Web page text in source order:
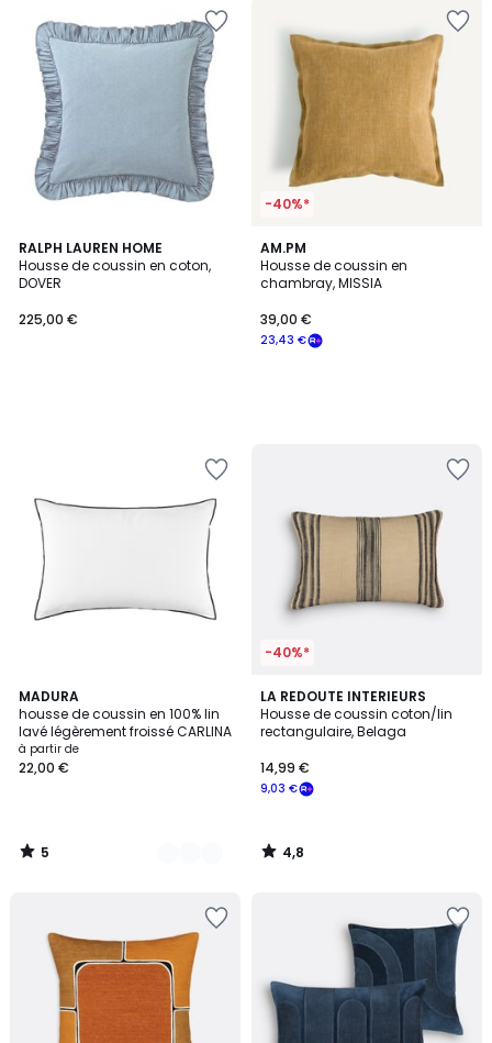
RALPH LAUREN HOME
Housse de coussin en coton,
DOVER
225,00 €
-40%*
AM.PM
Housse de coussin en
chambray, MISSIA
23,43 €
39,00 €
MADURA
housse de coussin en 100% lin
lavé légèrement froissé CARLINA
à partir de
22,00 €
5
/
5
7
Couleurs
5
/
-40%*
LA REDOUTE INTERIEURS
Housse de coussin coton/lin
rectangulaire, Belaga
9,03 €
14,99 €
4,8
/ 5
4,8
/